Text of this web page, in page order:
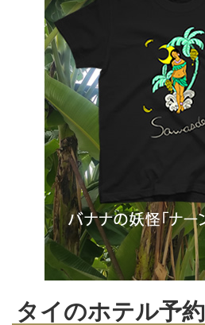
タイのホテル予約